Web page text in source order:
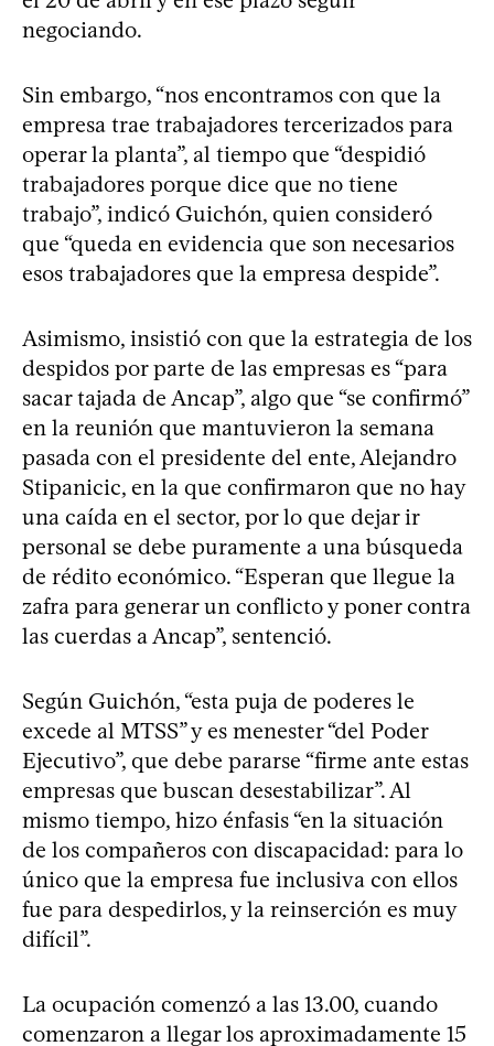
negociando.
Sin embargo, “nos encontramos con que la
empresa trae trabajadores tercerizados para
operar la planta”, al tiempo que “despidió
trabajadores porque dice que no tiene
trabajo”, indicó Guichón, quien consideró
que “queda en evidencia que son necesarios
esos trabajadores que la empresa despide”.
Asimismo, insistió con que la estrategia de los
despidos por parte de las empresas es “para
sacar tajada de Ancap”, algo que “se confirmó”
en la reunión que mantuvieron la semana
pasada con el presidente del ente, Alejandro
Stipanicic, en la que confirmaron que no hay
una caída en el sector, por lo que dejar ir
personal se debe puramente a una búsqueda
de rédito económico. “Esperan que llegue la
zafra para generar un conflicto y poner contra
las cuerdas a Ancap”, sentenció.
Según Guichón, “esta puja de poderes le
excede al MTSS” y es menester “del Poder
Ejecutivo”, que debe pararse “firme ante estas
empresas que buscan desestabilizar”. Al
mismo tiempo, hizo énfasis “en la situación
de los compañeros con discapacidad: para lo
único que la empresa fue inclusiva con ellos
fue para despedirlos, y la reinserción es muy
difícil”.
La ocupación comenzó a las 13.00, cuando
comenzaron a llegar los aproximadamente 15